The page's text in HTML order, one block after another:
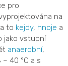
pro
na
to kejdy, hnoje a
jako vstupní
anaerobní,
40 °C a s